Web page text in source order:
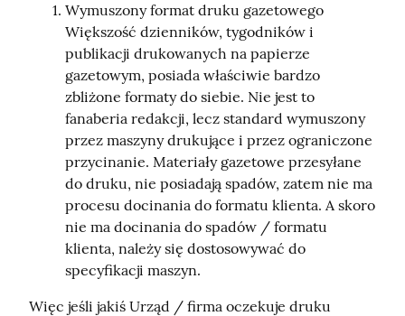
Wymuszony format druku gazetowego
Większość dzienników, tygodników i
publikacji drukowanych na papierze
gazetowym, posiada właściwie bardzo
zbliżone formaty do siebie. Nie jest to
fanaberia redakcji, lecz standard wymuszony
przez maszyny drukujące i przez ograniczone
przycinanie. Materiały gazetowe przesyłane
do druku, nie posiadają spadów, zatem nie ma
procesu docinania do formatu klienta. A skoro
nie ma docinania do spadów / formatu
klienta, należy się dostosowywać do
specyfikacji maszyn.
Więc jeśli jakiś Urząd / firma oczekuje druku